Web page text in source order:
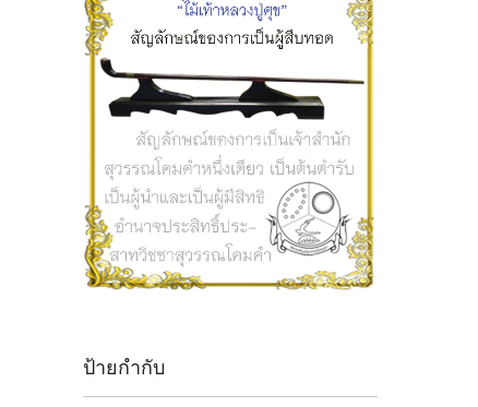
ป้ายกำกับ